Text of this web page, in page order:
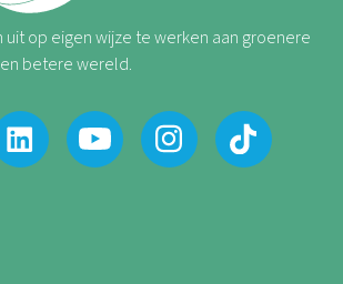
uit op eigen wijze te werken aan groenere
betere wereld.